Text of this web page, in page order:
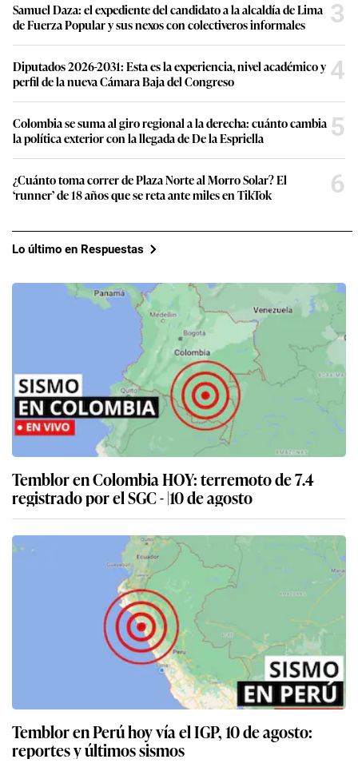
Samuel Daza: el expediente del candidato a la alcaldía de Lima
de Fuerza Popular y sus nexos con colectiveros informales
3
Diputados 2026-2031: Esta es la experiencia, nivel académico y
perfil de la nueva Cámara Baja del Congreso
4
Colombia se suma al giro regional a la derecha: cuánto cambia
la política exterior con la llegada de De la Espriella
5
¿Cuánto toma correr de Plaza Norte al Morro Solar? El
‘runner’ de 18 años que se reta ante miles en TikTok
6
Lo último en Respuestas
Temblor en Colombia HOY: terremoto de 7.4
registrado por el SGC - |10 de agosto
Temblor en Perú hoy vía el IGP, 10 de agosto:
reportes y últimos sismos